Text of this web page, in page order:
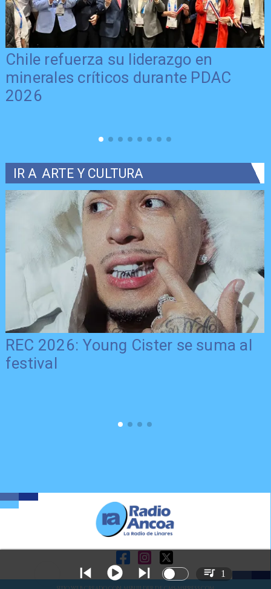
Último día para postular al FNDR 8%
2026 en la Región del Maule
IR A ARTE Y CULTURA
Cister se suma al
Más tiempo para
1